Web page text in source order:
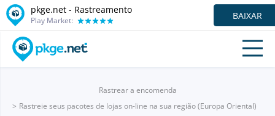
pkge.net - Rastreamento
Play Market: BAIXAR
Rastrear a encomenda
Rastreie seus pacotes de lojas on-line na sua região (Europa Oriental)